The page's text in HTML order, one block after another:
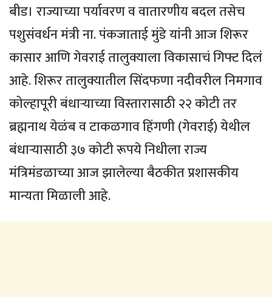
बीड। राज्याच्या पर्यावरण व वातारणीय बदल तसेच
पशुसंवर्धन मंत्री ना. पंकजाताई मुंडे यांनी आज शिरूर
कासार आणि गेवराई तालुक्याला विकासाचं गिफ्ट दिलं
आहे. शिरूर तालुक्यातील सिंदफणा नदीवरील निमगाव
कोल्हापूरी बंधाऱ्याच्या विस्तारासाठी २२ कोटी तर
ब्रह्मनाथ येळंब व टाकळगाव हिंगणी (गेवराई) येथील
बंधाऱ्यासाठी ३७ कोटी रूपये निधीला राज्य
मंत्रिमंडळाच्या आज झालेल्या बैठकीत प्रशासकीय
मान्यता मिळाली आहे.